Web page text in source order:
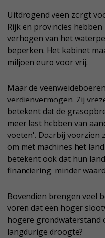
Uitdrogend veen zorgt
Rijk en provincies
verhogen van het
beperken. Het kabinet
miljoen euro voor vrij.
Maar de
verdienvermogen. Zij
betekent dat de
meer last hebben van
voeten'. Daarbij voorzien
om met machines het
betekent ook dat hun
financiering, minder
Bovendien brengen veel
voren dat een hoger
hogere grondwaterstand
langdurige droogte?